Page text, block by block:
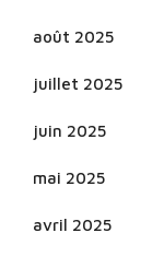
août 2025
juillet 2025
juin 2025
mai 2025
avril 2025